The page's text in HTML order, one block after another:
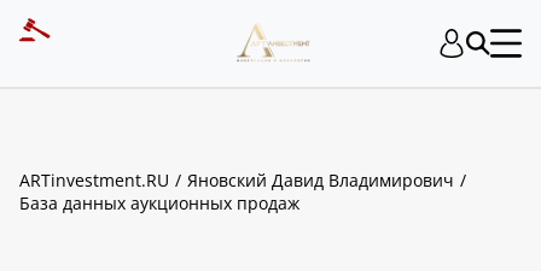
ARTinvestment.RU
Яновский Давид Владимирович
База данных аукционных продаж